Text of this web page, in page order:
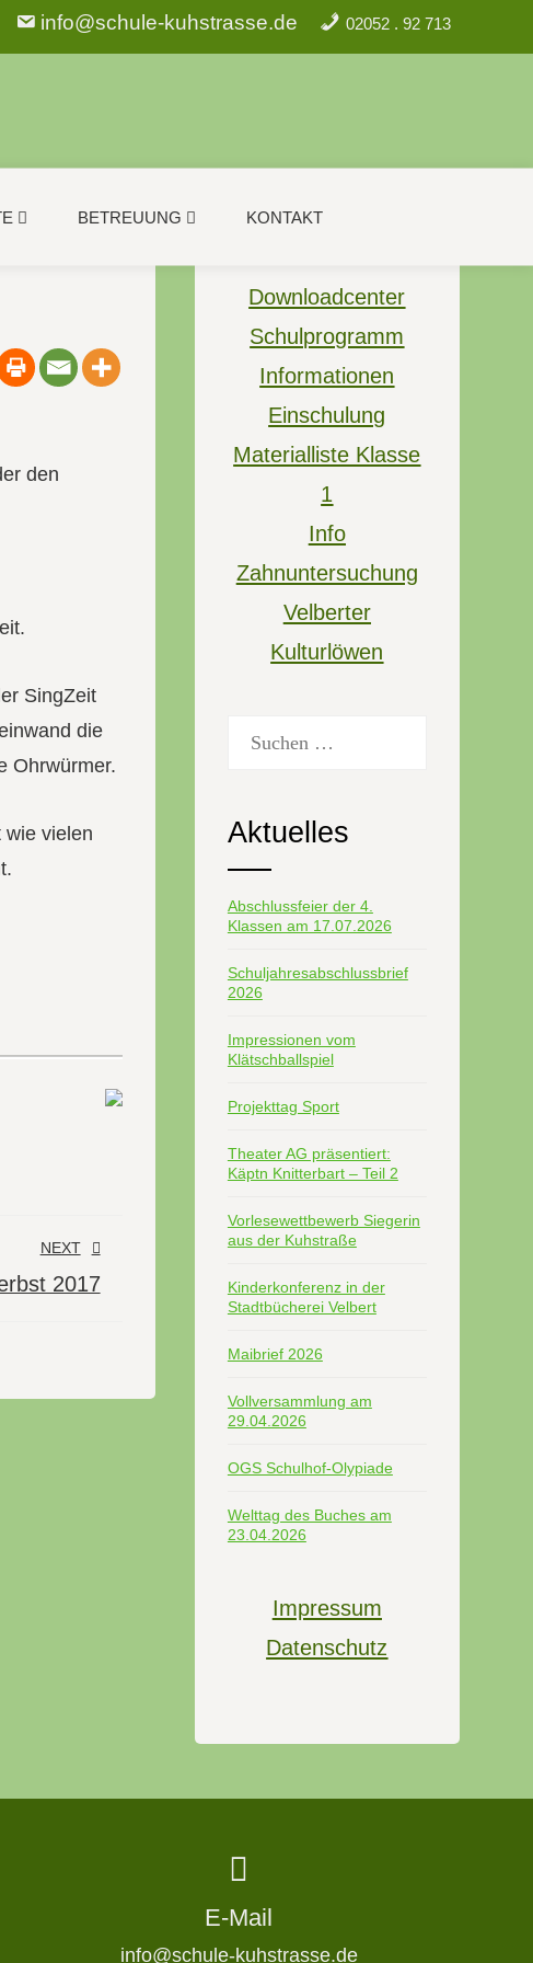
info@schule-kuhstrasse.de 02052 . 92 713
BETREUUNG KONTAKT
den
SingZeit
die
Ohrwürmer.
wie vielen
NEXT
2017
Downloadcenter
Schulprogramm
Informationen
Einschulung
Materialliste Klasse
1
Info
Zahnuntersuchung
Velberter
Kulturlöwen
nach:
Aktuelles
Abschlussfeier der 4.
Klassen am 17.07.2026
Schuljahresabschlussbrief
2026
Impressionen vom
Klätschballspiel
Projekttag Sport
Theater AG präsentiert:
Käptn Knitterbart – Teil 2
Vorlesewettbewerb Siegerin
aus der Kuhstraße
Kinderkonferenz in der
Stadtbücherei Velbert
Maibrief 2026
Vollversammlung am
29.04.2026
OGS Schulhof-Olypiade
Welttag des Buches am
23.04.2026
Impressum
Datenschutz
E-Mail
info@schule-kuhstrasse.de